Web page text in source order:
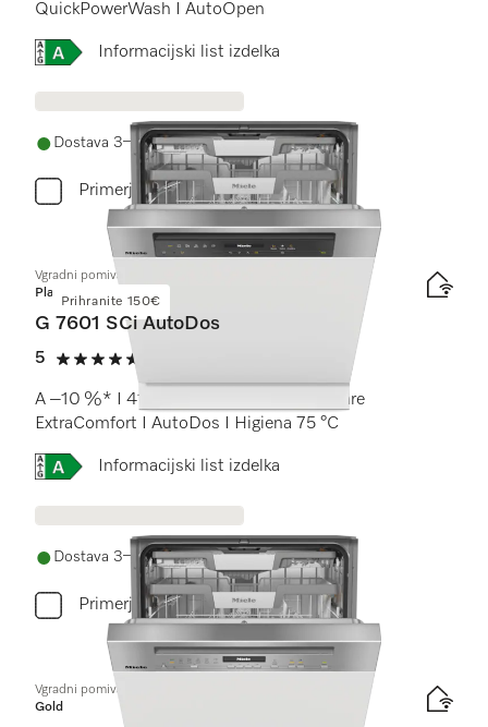
QuickPowerWash I AutoOpen
Online Label Flag, Energijska nalepka
Informacijski list izdelka
Dostava 3–6 delovnih dni
Primerjaj
Prihranite 150€
Vgradni pomivalni stroji
Platinum
G 7601 SCi AutoDos
5
5 od 5
A –10 %* I 41 dB I predal za pribor I košare
ExtraComfort I AutoDos I Higiena 75 °C
Online Label Flag, Energijska nalepka
Informacijski list izdelka
Dostava 3–6 delovnih dni
Primerjaj
Vgradni pomivalni stroji
Gold